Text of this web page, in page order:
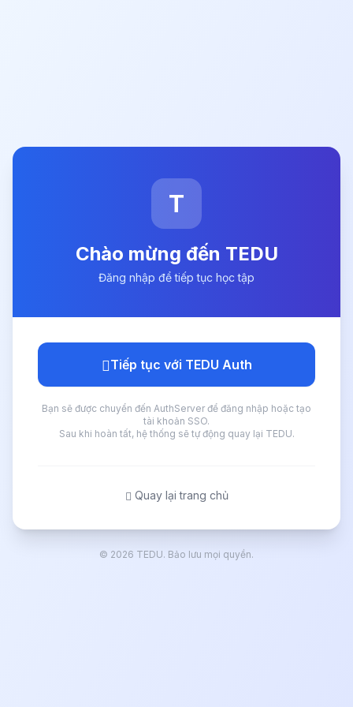
T
Chào mừng đến TEDU
Đăng nhập để tiếp tục học tập
Tiếp tục với TEDU Auth
Bạn sẽ được chuyển đến AuthServer để đăng nhập hoặc tạo
tài khoản SSO.
Sau khi hoàn tất, hệ thống sẽ tự động quay lại TEDU.
Quay lại trang chủ
© 2026 TEDU. Bảo lưu mọi quyền.